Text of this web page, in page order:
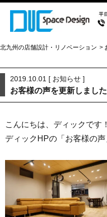
北九州の店舗設計・リノベーション >
2019.10.01 [ お知らせ ]
お客様の声を更新しました
こんにちは、ディックです！
ディックHPの「お客様の声